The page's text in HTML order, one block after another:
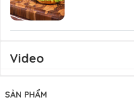
Video
SẢN PHẨM